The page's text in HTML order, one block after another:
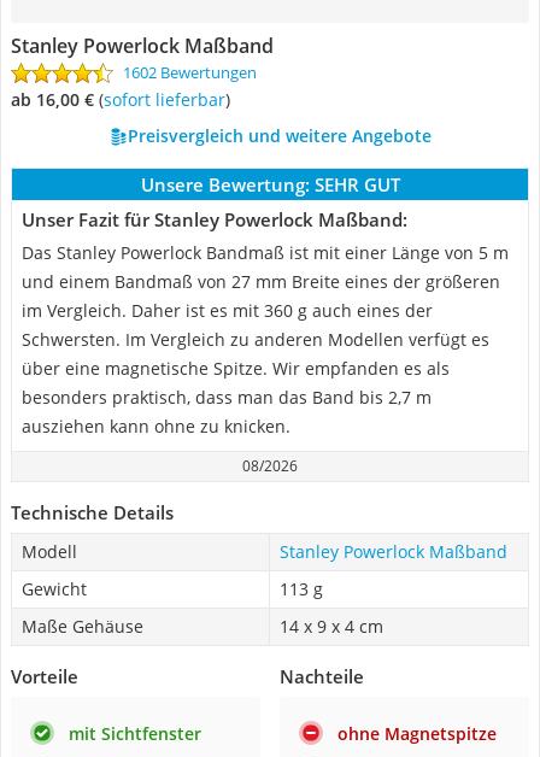
Stanley Powerlock Maßband
1602 Bewertungen
ab 16,00 € ( Sofort lieferbar)
Preisvergleich und weitere Angebote
Unsere Bewertung: SEHR GUT
Unser Fazit für Stanley Powerlock Maßband:
Das Stanley Powerlock Bandmaß ist mit einer Länge von 5 m
und einem Bandmaß von 27 mm Breite eines der größeren
im Vergleich. Daher ist es mit 360 g auch eines der
Schwersten. Im Vergleich zu anderen Modellen verfügt es
über eine magnetische Spitze. Wir empfanden es als
besonders praktisch, dass man das Band bis 2,7 m
ausziehen kann ohne zu knicken.
08/2026
Technische Details
Modell
Stanley Powerlock Maßband
Gewicht
113 g
Maße Gehäuse
14 x 9 x 4 cm
Vorteile
mit Sichtfenster
Nachteile
ohne Magnetspitze